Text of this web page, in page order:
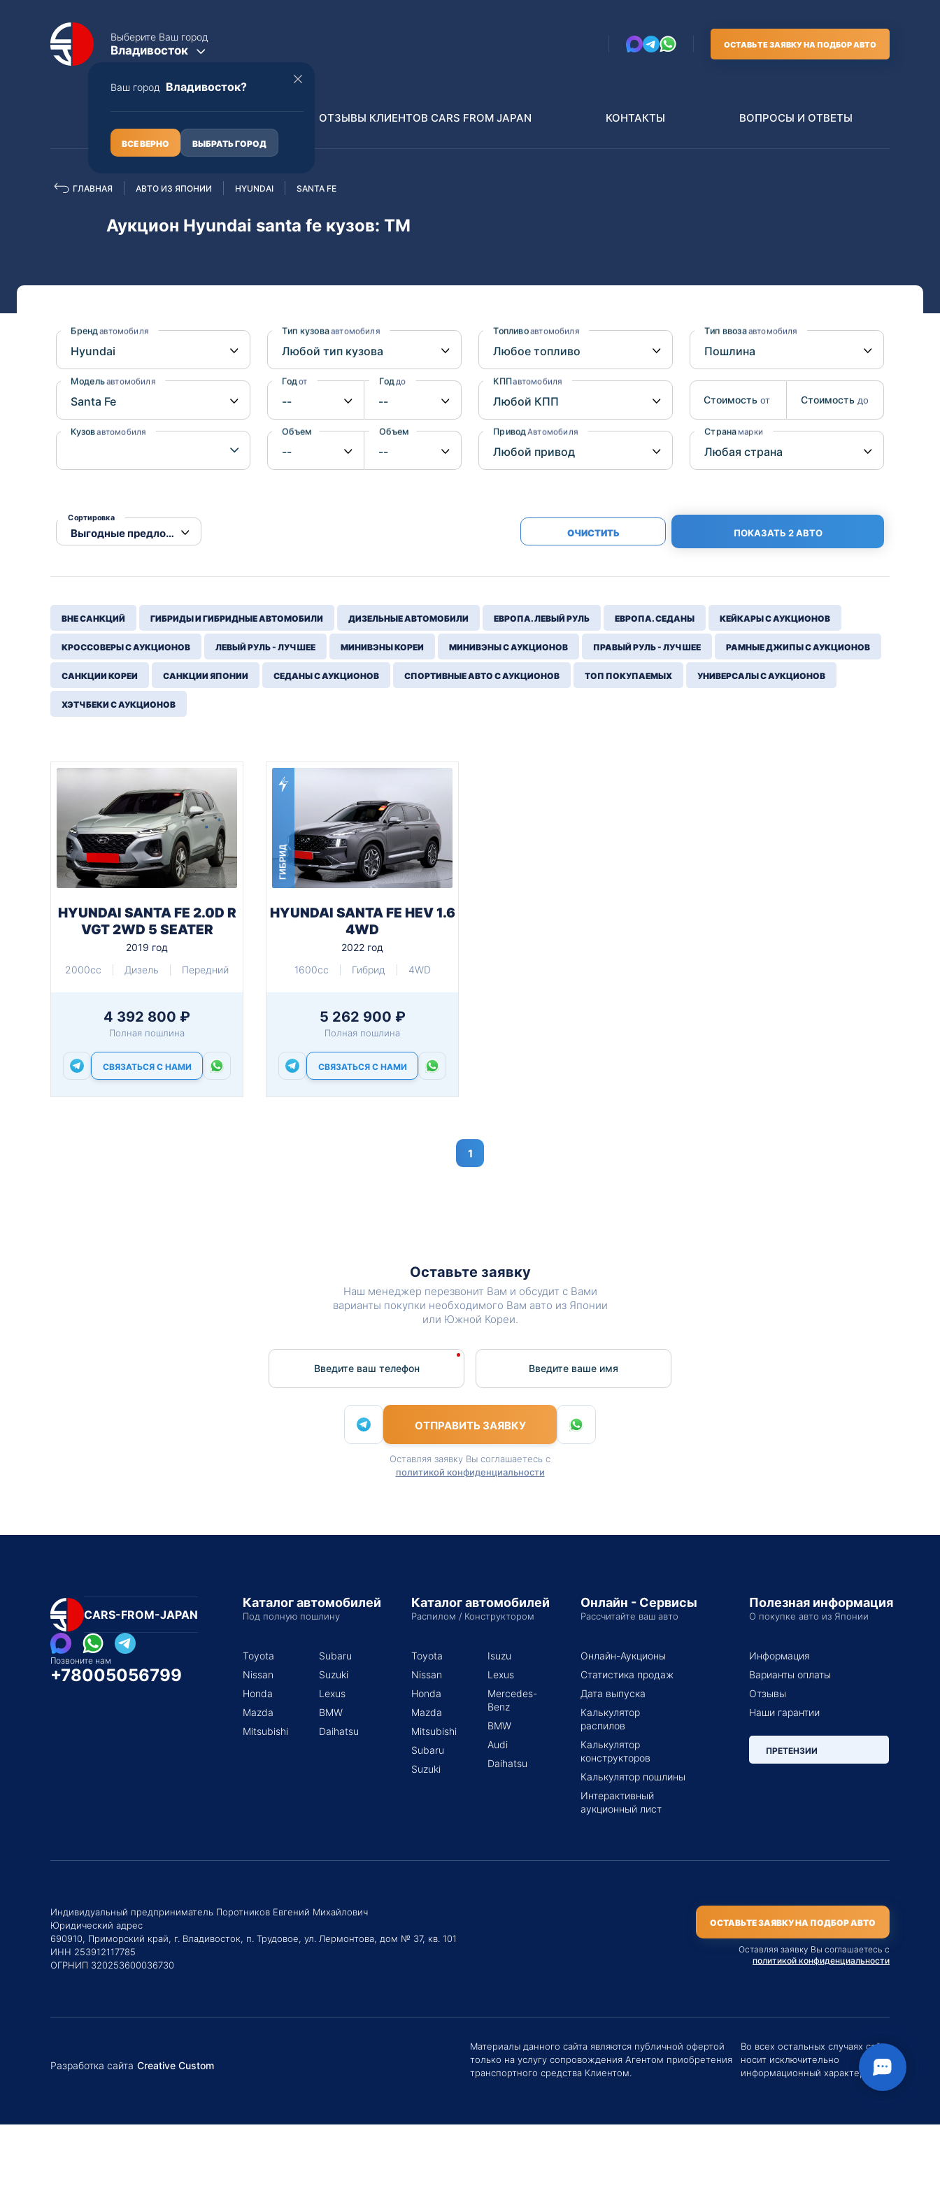
Выберите Ваш город
Владивосток
Ваш город Владивосток?
ВСЕ ВЕРНО ВЫБРАТЬ ГОРОД
ОСТАВЬТЕ ЗАЯВКУ НА ПОДБОР АВТО
Полная пошлина
Nissan
Suzuki
Mitsubishi
Subaru
Mercedes-Benz
Nissan
Mazda
Mitsubishi
Subaru
Suzuki
Lexus
BMW
Audi
Nissan
Mitsubishi
Isuzu
Hino
ОТЗЫВЫ КЛИЕНТОВ CARS FROM JAPAN КОНТАКТЫ ВОПРОСЫ И ОТВЕТЫ
ГЛАВНАЯ АВТО ИЗ ЯПОНИИ HYUNDAI SANTA FE
Аукцион Hyundai santa fe кузов: ТМ
Бренд автомобиля
Модельавтомобиля
Кузовавтомобиля
Тип кузоваавтомобиля
Год от Год до
Объем от Объем до
Топливоавтомобиля
КППавтомобиля
Привод Автомобиля
Тип ввозаавтомобиля
Стоимость от Стоимость до
Страна марки
Сортировка
ОЧИСТИТЬ ПОКАЗАТЬ 2 АВТО
ВНЕ САНКЦИЙ ГИБРИДЫ И ГИБРИДНЫЕ АВТОМОБИЛИ ДИЗЕЛЬНЫЕ АВТОМОБИЛИ ЕВРОПА. ЛЕВЫЙ РУЛЬ ЕВРОПА. СЕДАНЫ КЕЙКАРЫ С АУКЦИОНОВ
КРОССОВЕРЫ С АУКЦИОНОВ ЛЕВЫЙ РУЛЬ - ЛУЧШЕЕ МИНИВЭНЫ КОРЕИ МИНИВЭНЫ С АУКЦИОНОВ ПРАВЫЙ РУЛЬ - ЛУЧШЕЕ РАМНЫЕ ДЖИПЫ С АУКЦИОНОВ
САНКЦИИ КОРЕИ САНКЦИИ ЯПОНИИ СЕДАНЫ С АУКЦИОНОВ СПОРТИВНЫЕ АВТО С АУКЦИОНОВ ТОП ПОКУПАЕМЫХ УНИВЕРСАЛЫ С АУКЦИОНОВ
ХЭТЧБЕКИ С АУКЦИОНОВ
HYUNDAI SANTA FE 2.0D R
VGT 2WD 5 SEATER
2019 год
2000cc
Дизель Передний
4 392 800 ₽
Полная пошлина
СВЯЗАТЬСЯ С НАМИ
ГИБРИД
HYUNDAI SANTA FE HEV 1.6
4WD
2022 год
1600cc
Гибрид 4WD
5 262 900 ₽
Полная пошлина
СВЯЗАТЬСЯ С НАМИ
1
Оставьте заявку
Наш менеджер перезвонит Вам и обсудит с Вами
варианты покупки необходимого Вам авто из Японии
или Южной Кореи.
Введите ваш телефон Введите вашe имя
ОТПРАВИТЬ ЗАЯВКУ
Оставляя заявку Вы соглашаетесь с
политикой конфиденциальности
CARS-FROM-JAPAN
Позвоните нам
+78005056799
Каталог автомобилей
Под полную пошлину
Toyota
Nissan
Honda
Mazda
Mitsubishi
Subaru
Suzuki
Lexus
BMW
Daihatsu
Каталог автомобилей
Распилом / Конструктором
Toyota
Nissan
Honda
Mazda
Mitsubishi
Subaru
Suzuki
Isuzu
Lexus
Mercedes-
Benz
BMW
Audi
Daihatsu
Онлайн - Сервисы
Рассчитайте ваш авто
Онлайн-Аукционы
Статистика продаж
Дата выпуска
Калькулятор
распилов
Калькулятор
конструкторов
Калькулятор пошлины
Интерактивный
аукционный лист
Полезная информация
О покупке авто из Японии
Информация
Варианты оплаты
Отзывы
Наши гарантии
ПРЕТЕНЗИИ
Индивидуальный предприниматель Поротников Евгений Михайлович
Юридический адрес
690910, Приморский край, г. Владивосток, п. Трудовое, ул. Лермонтова, дом № 37, кв. 101
ИНН 253912117785
ОГРНИП 320253600036730
ОСТАВЬТЕ ЗАЯВКУ НА ПОДБОР АВТО
Оставляя заявку Вы соглашаетесь с
политикой конфиденциальности
Материалы данного сайта являются публичной офертой
только на услугу сопровождения Агентом приобретения
транспортного средства Клиентом.
Во всех остальных случаях сайт
носит исключительно
информационный характер.
Разработка сайта Creative Custom Евгений Хоменко
Здравствуйте! Если у вас есть вопросы (Цена,
задать их мне в чат!